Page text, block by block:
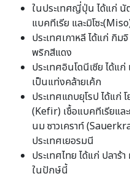
ในประเทศญี่ปุ่น ได้แก่ นั
แบคทีเรีย และมิโซะ
ประเทศเกาหลี ได้แก่ กิ
พริกสีแดง
ประเทศอินโดนีเซีย ได้แ
เป็นแท่งคล้ายเค้ก
ประเทศแถบยุโรป ได้แก่
(Kefir) เชื้อแบคทีเรียแล
นม ซาวเคราท์
ประเทศเยอรมนี
ประเทศไทย ได้แก่ ปลาร้
ในปักษ์นี้